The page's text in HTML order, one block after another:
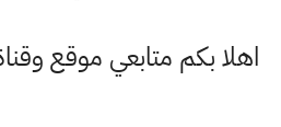
اهلا بكم متابعي موقع